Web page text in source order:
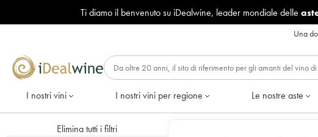
Ti diamo il benvenuto su iDealwine, leader mondiale delle
Una
I nostri vini I nostri vini per regione Le nostre aste
Elimina tutti i filtri